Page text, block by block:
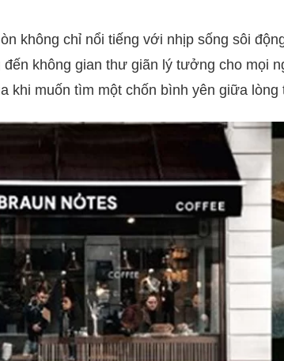
không chỉ nổi tiếng với nhịp sống sôi
đến không gian thư giãn lý tưởng cho mọi
khi muốn tìm một chốn bình yên giữa lòng